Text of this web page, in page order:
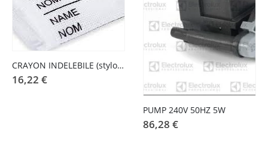
CRAYON INDELEBILE (stylo pressing)
16,22 €
PUMP 240V 50HZ 5W
86,28 €